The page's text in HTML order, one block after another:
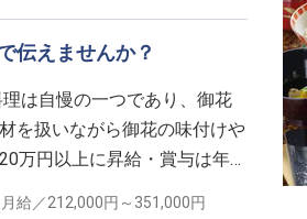
伝えませんか？
は自慢の一つであり、御花
を扱いながら御花の味付けや
万円以上に昇給・賞与は年1
食事補助・マイカー通勤
月給／212,000円～ 351,000円